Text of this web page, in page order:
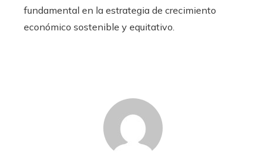
fundamental en la estrategia de crecimiento
económico sostenible y equitativo.